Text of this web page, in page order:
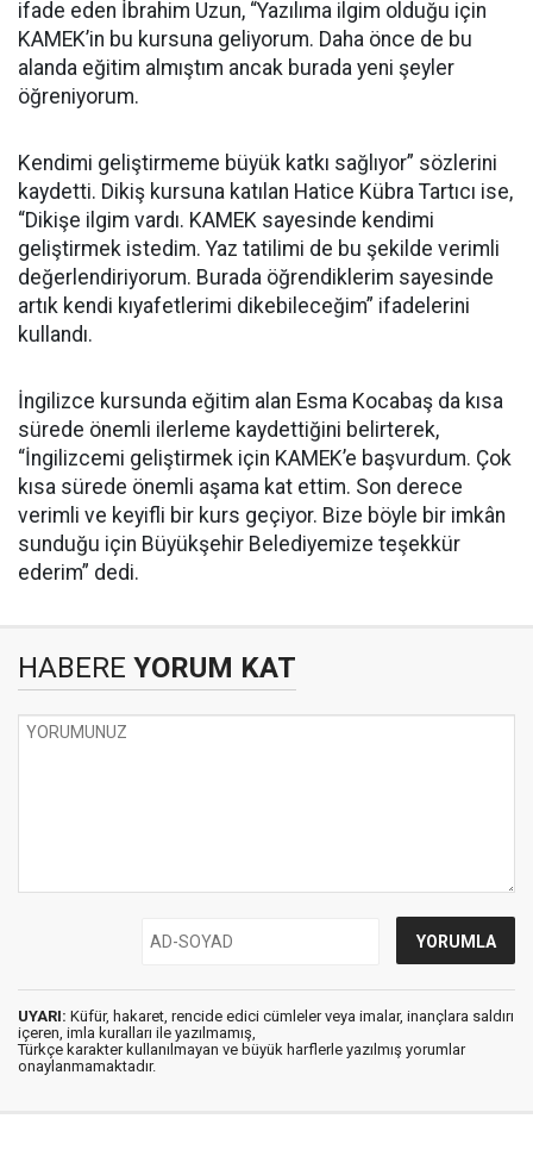
ifade eden İbrahim Uzun, “Yazılıma ilgim olduğu için
KAMEK’in bu kursuna geliyorum. Daha önce de bu
alanda eğitim almıştım ancak burada yeni şeyler
öğreniyorum.
Kendimi geliştirmeme büyük katkı sağlıyor” sözlerini
kaydetti. Dikiş kursuna katılan Hatice Kübra Tartıcı ise,
“Dikişe ilgim vardı. KAMEK sayesinde kendimi
geliştirmek istedim. Yaz tatilimi de bu şekilde verimli
değerlendiriyorum. Burada öğrendiklerim sayesinde
artık kendi kıyafetlerimi dikebileceğim” ifadelerini
kullandı.
İngilizce kursunda eğitim alan Esma Kocabaş da kısa
sürede önemli ilerleme kaydettiğini belirterek,
“İngilizcemi geliştirmek için KAMEK’e başvurdum. Çok
kısa sürede önemli aşama kat ettim. Son derece
verimli ve keyifli bir kurs geçiyor. Bize böyle bir imkân
sunduğu için Büyükşehir Belediyemize teşekkür
ederim” dedi.
HABERE YORUM KAT
UYARI: Küfür, hakaret, rencide edici cümleler veya imalar, inançlara saldırı
içeren, imla kuralları ile yazılmamış,
Türkçe karakter kullanılmayan ve büyük harflerle yazılmış yorumlar
onaylanmamaktadır.